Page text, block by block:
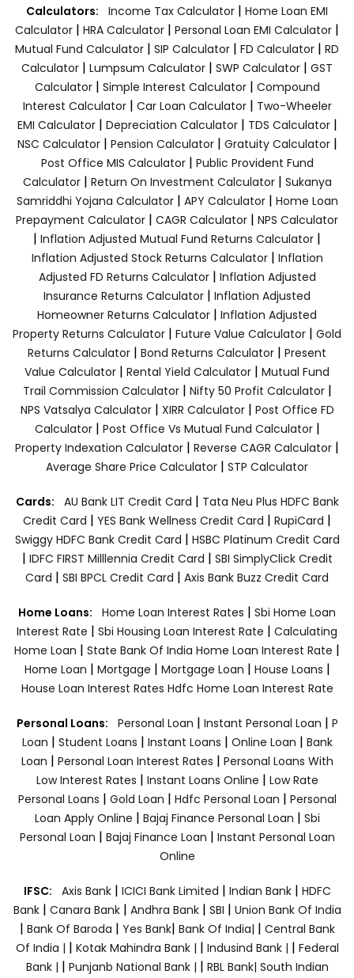
Calculators: Income Tax Calculator | Home Loan EMI
Calculator | HRA Calculator | Personal Loan EMI Calculator |
Mutual Fund Calculator | SIP Calculator | FD Calculator | RD
Calculator | Lumpsum Calculator | SWP Calculator | GST
Calculator| Simple Interest Calculator| Compound
Interest Calculator| Car Loan Calculator| Two-Wheeler
EMI Calculator| Depreciation Calculator| TDS Calculator|
NSC Calculator| Pension Calculator| Gratuity Calculator|
Post Office MIS Calculator| Public Provident Fund
Calculator| Return On Investment Calculator| Sukanya
Samriddhi Yojana Calculator| APY Calculator| Home Loan
Prepayment Calculator | CAGR Calculator | NPS Calculator
| Inflation Adjusted Mutual Fund Returns Calculator |
Inflation Adjusted Stock Returns Calculator| Inflation
Adjusted FD Returns Calculator| Inflation Adjusted
Insurance Returns Calculator | Inflation Adjusted
Homeowner Returns Calculator | Inflation Adjusted
Property Returns Calculator | Future Value Calculator | Gold
Returns Calculator | Bond Returns Calculator | Present
Value Calculator | Rental Yield Calculator | Mutual Fund
Trail Commission Calculator| Nifty 50 Profit Calculator|
NPS Vatsalya Calculator| XIRR Calculator| Post Office FD
Calculator| Post Office Vs Mutual Fund Calculator|
Property Indexation Calculator | Reverse CAGR Calculator |
Average Share Price Calculator | STP Calculator
Cards: AU Bank LIT Credit Card | Tata Neu Plus HDFC Bank
Credit Card | YES Bank Wellness Credit Card | RupiCard |
Swiggy HDFC Bank Credit Card | HSBC Platinum Credit Card
| IDFC FIRST Milllennia Credit Card | SBI SimplyClick Credit
Card | SBI BPCL Credit Card | Axis Bank Buzz Credit Card
Home Loans: Home Loan Interest Rates | Sbi Home Loan
Interest Rate | Sbi Housing Loan Interest Rate | Calculating
Home Loan | State Bank Of India Home Loan Interest Rate |
Home Loan | Mortgage | Mortgage Loan | House Loans |
House Loan Interest Rates Hdfc Home Loan Interest Rate
Personal Loans: Personal Loan | Instant Personal Loan | P
Loan | Student Loans | Instant Loans | Online Loan | Bank
Loan | Personal Loan Interest Rates | Personal Loans With
Low Interest Rates | Instant Loans Online | Low Rate
Personal Loans | Gold Loan | Hdfc Personal Loan | Personal
Loan Apply Online | Bajaj Finance Personal Loan | Sbi
Personal Loan | Bajaj Finance Loan | Instant Personal Loan
Online
IFSC: Axis Bank | ICICI Bank Limited | Indian Bank | HDFC
Bank| Canara Bank | Andhra Bank| SBI | Union Bank Of India
| Bank Of Baroda | Yes Bank| Bank Of India| | Central Bank
Of India | | Kotak Mahindra Bank | | Indusind Bank | | Federal
Bank | | Punjanb National Bank | | RBL Bank| South Indian